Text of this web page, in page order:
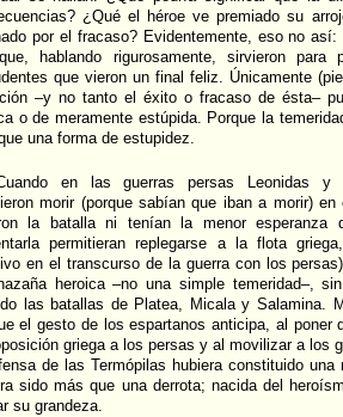
¿Qué el héroe ve premiado su
por el fracaso? Evidentemente, eso no
hablando rigurosamente, sirvieron
que vieron un final feliz. Únicamente
–y no tanto el éxito o fracaso de ésta–
o de meramente estúpida. Porque la
una forma de estupidez.
en las guerras persas Leonidas y
morir (porque sabían que iban a morir)
la batalla ni tenían la menor esperanza
permitieran replegarse a la flota
en el transcurso de la guerra con los
heroica –no una simple temeridad–,
las batallas de Platea, Micala y Salamina.
el gesto de los espartanos anticipa, al poner
griega a los persas y al movilizar a los
de las Termópilas hubiera constituido
sido más que una derrota; nacida del
su grandeza.